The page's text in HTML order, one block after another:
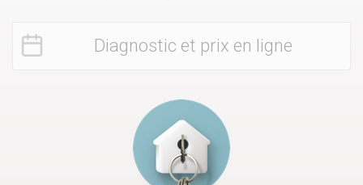
Diagnostic et prix en ligne